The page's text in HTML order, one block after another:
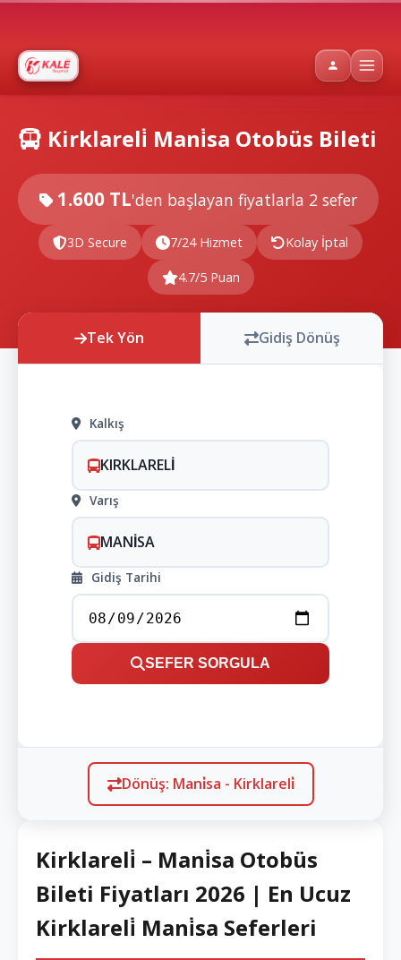
Kirklareli̇ Mani̇sa Otobüs Bileti
1.600 TL'den başlayan fiyatlarla 2 sefer
3D Secure 7/24 Hizmet Kolay İptal
4.7/5 Puan
Tek Yön Gidiş Dönüş
Kalkış
KIRKLARELİ
Varış
MANİSA
Gidiş Tarihi
SEFER SORGULA
Dönüş: Mani̇sa - Kirklareli̇
Kirklareli̇ – Mani̇sa Otobüs
Bileti Fiyatları 2026 | En Ucuz
Kirklareli̇ Mani̇sa Seferleri